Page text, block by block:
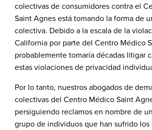
colectivas de consumidores contra el
Saint Agnes está tomando la forma de
colectiva. Debido a la escala de la
California por parte del Centro Médico
probablemente tomaría décadas litigar
estas violaciones de privacidad
Por lo tanto, nuestros abogados de
colectivas del Centro Médico Saint
persiguiendo reclamos en nombre de
grupo de individuos que han sufrido los